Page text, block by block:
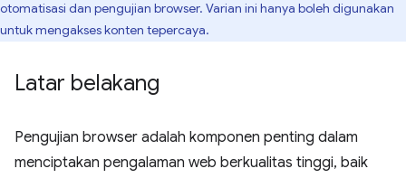
otomatisasi dan pengujian browser. Varian ini hanya boleh digunakan
untuk mengakses konten tepercaya.
Latar belakang
Pengujian browser adalah komponen penting dalam
menciptakan pengalaman web berkualitas tinggi, baik